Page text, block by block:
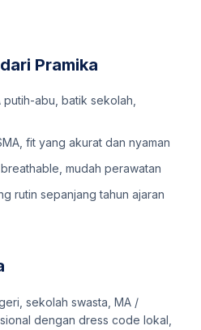
Pramika
abu, batik sekolah,
fit yang akurat dan nyaman
mudah perawatan
rutin sepanjang tahun ajaran
sekolah swasta, MA /
dengan dress code lokal,